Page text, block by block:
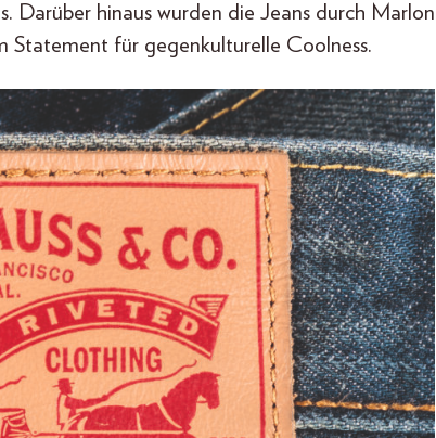
Darüber hinaus wurden die Jeans durch Marlon
Statement für gegenkulturelle Coolness.